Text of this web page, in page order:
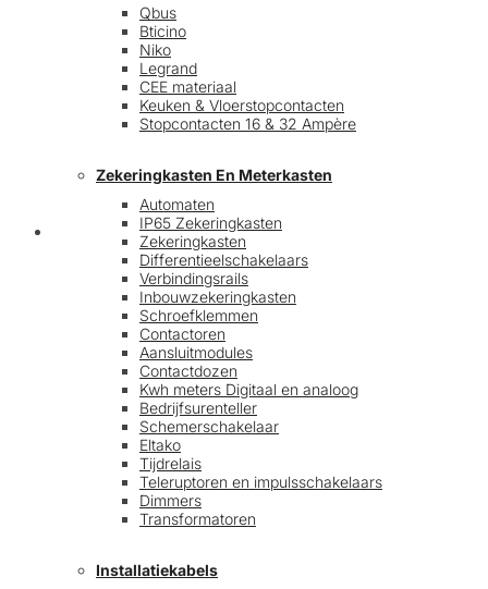
Qbus
Bticino
Niko
Legrand
CEE materiaal
Keuken & Vloerstopcontacten
Stopcontacten 16 & 32 Ampère
Zekeringkasten En Meterkasten
Automaten
IP65 Zekeringkasten
Zekeringkasten
Differentieelschakelaars
Verbindingsrails
Inbouwzekeringkasten
Schroefklemmen
Contactoren
Aansluitmodules
Contactdozen
Kwh meters Digitaal en analoog
Bedrijfsurenteller
Schemerschakelaar
Eltako
Tijdrelais
Teleruptoren en impulsschakelaars
Dimmers
Transformatoren
Installatiekabels